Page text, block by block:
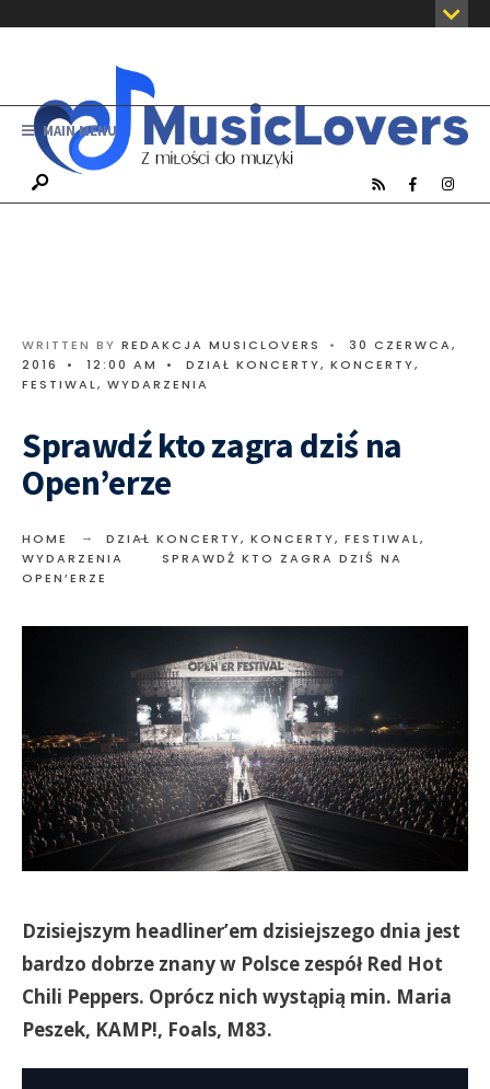
MAIN MENU
WRITTEN BY REDAKCJA MUSICLOVERS •
30 CZERWCA,
2016
• 12:00 AM • DZIAŁ KONCERTY, KONCERTY,
FESTIWAL, WYDARZENIA
Sprawdź kto zagra dziś na
Open’erze
HOME DZIAŁ KONCERTY, KONCERTY, FESTIWAL,
WYDARZENIA
SPRAWDŹ KTO ZAGRA DZIŚ NA
OPEN’ERZE
Dzisiejszym headliner’em dzisiejszego dnia jest
bardzo dobrze znany w Polsce zespół Red Hot
Chili Peppers. Oprócz nich wystąpią min. Maria
Peszek, KAMP!, Foals, M83.